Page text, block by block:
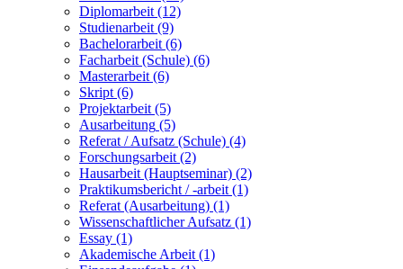
Diplomarbeit (12)
Studienarbeit (9)
Bachelorarbeit (6)
Facharbeit (Schule) (6)
Masterarbeit (6)
Skript (6)
Projektarbeit (5)
Ausarbeitung (5)
Referat / Aufsatz (Schule) (4)
Forschungsarbeit (2)
Hausarbeit (Hauptseminar) (2)
Praktikumsbericht / -arbeit (1)
Referat (Ausarbeitung) (1)
Wissenschaftlicher Aufsatz (1)
Essay (1)
Akademische Arbeit (1)